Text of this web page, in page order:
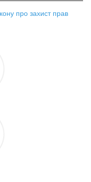
про захист прав